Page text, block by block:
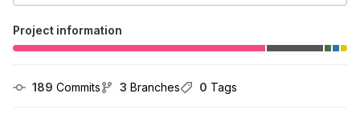
Project information
189 Commits 3 Branches 0 Tags